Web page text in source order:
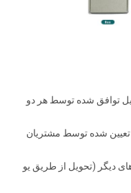
توافق شده توسط هر دو
تعیین شده توسط مشتریان
دیگر (تحویل از طریق یو